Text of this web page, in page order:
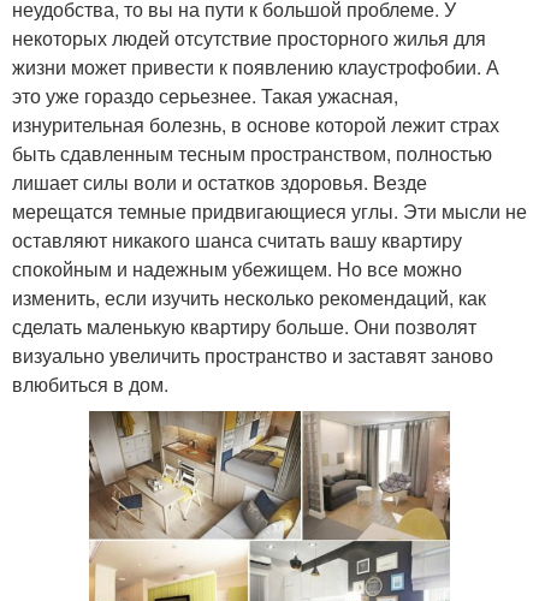
неудобства, то вы на пути к большой проблеме. У
некоторых людей отсутствие просторного жилья для
жизни может привести к появлению клаустрофобии. А
это уже гораздо серьезнее. Такая ужасная,
изнурительная болезнь, в основе которой лежит страх
быть сдавленным тесным пространством, полностью
лишает силы воли и остатков здоровья. Везде
мерещатся темные придвигающиеся углы. Эти мысли не
оставляют никакого шанса считать вашу квартиру
спокойным и надежным убежищем. Но все можно
изменить, если изучить несколько рекомендаций, как
сделать маленькую квартиру больше. Они позволят
визуально увеличить пространство и заставят заново
влюбиться в дом.